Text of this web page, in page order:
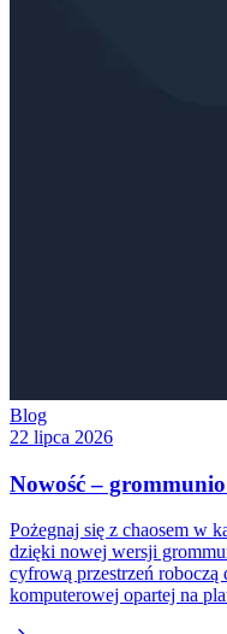
Blog
22 lipca 2026
Nowość –
Pożegnaj się z chaosem w
dzięki nowej wersji
cyfrową przestrzeń
komputerowej opartej na